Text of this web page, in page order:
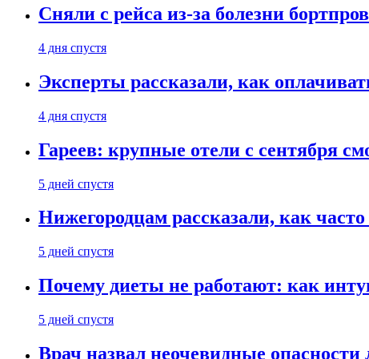
Сняли с рейса из-за болезни
4 дня спустя
Эксперты рассказали, как
4 дня спустя
Гареев: крупные отели с сентября
5 дней спустя
Нижегородцам рассказали, как
5 дней спустя
Почему диеты не работают: как
5 дней спустя
Врач назвал неочевидные опасности